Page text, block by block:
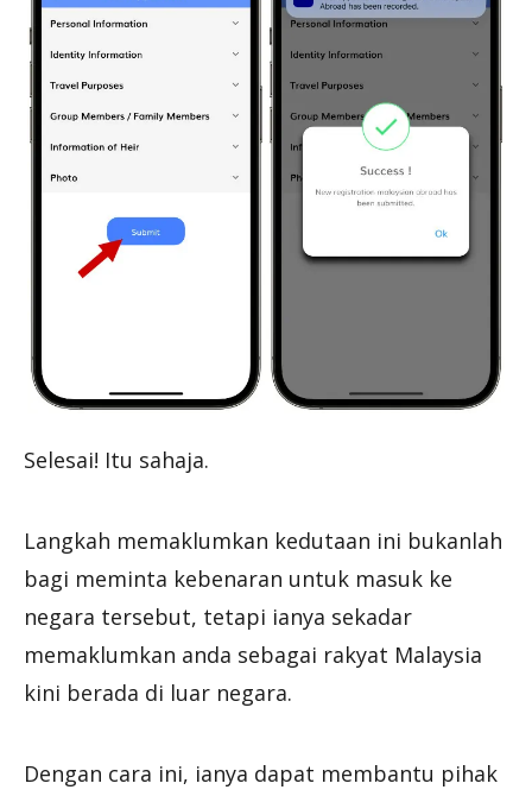
Selesai! Itu sahaja.
Langkah memaklumkan kedutaan ini bukanlah
bagi meminta kebenaran untuk masuk ke
negara tersebut, tetapi ianya sekadar
memaklumkan anda sebagai rakyat Malaysia
kini berada di luar negara.
Dengan cara ini, ianya dapat membantu pihak